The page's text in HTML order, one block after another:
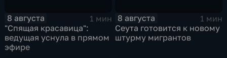
8 августа
1 мин
"Спящая красавица":
ведущая уснула в прямом
эфире
8 августа
1 мин
Сеута готовится к новому
штурму мигрантов